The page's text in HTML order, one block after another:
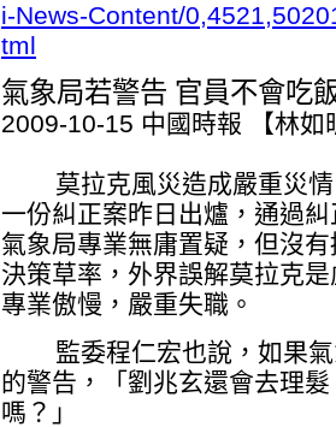
i-News-Content/
tml
氣象局若警告 官員不會吃
2009-10-15 中國時報 【林如
莫拉克風災造成嚴重災情
一份糾正案昨日出爐，通過
氣象局專業無庸置疑，但沒
決策草率，外界誤解莫拉克
專業傲慢，嚴重失職。
監委程仁宏也說，如果氣
的警告，「劉兆玄還會去理
嗎？」